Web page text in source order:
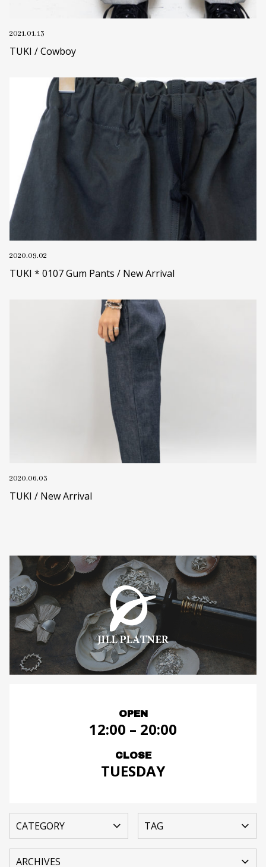
2021.01.13
TUKI / Cowboy
2020.09.02
TUKI * 0107 Gum Pants / New Arrival
2020.06.03
TUKI / New Arrival
OPEN
12:00 – 20:00
CLOSE
TUESDAY